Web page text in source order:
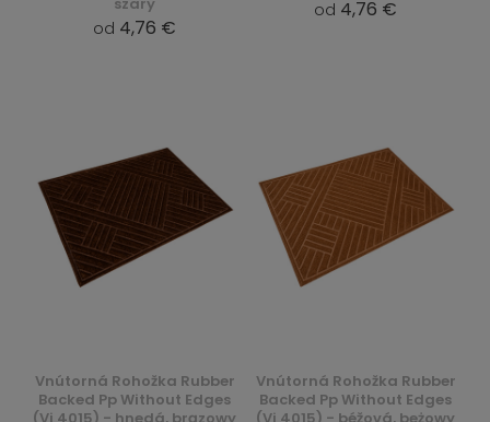
od 4,76 €
od 4,76 €
Vnútorná Rohožka Rubber
Backed Pp Without Edges
Vnútorná Rohožka Rubber
Backed Pp Without Edges